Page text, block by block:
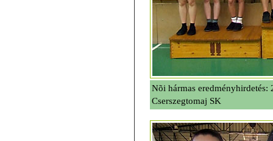
Nõi hármas
Cserszegtomaj SK